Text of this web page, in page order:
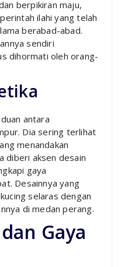
berpikiran maju,
ilahi yang telah
berabad-abad.
sendiri
dihormati oleh orang-
antara
Dia sering terlihat
menandakan
diberi aksen desain
gaya
Desainnya yang
selaras dengan
di medan perang.
Gaya